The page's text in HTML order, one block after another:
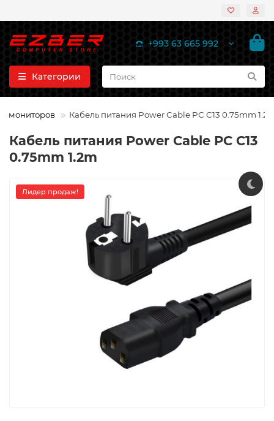
+993 63 665 992
Категории
мониторов Кабель питания Power Cable PC C13 0.75mm
Кабель питания Power Cable PC C13
0.75mm 1.2m
Лидер продаж!